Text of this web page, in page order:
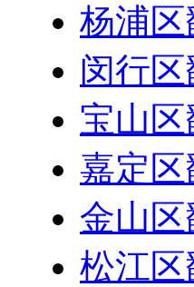
杨浦区
闵行
宝山
嘉定区
金山区
松江区